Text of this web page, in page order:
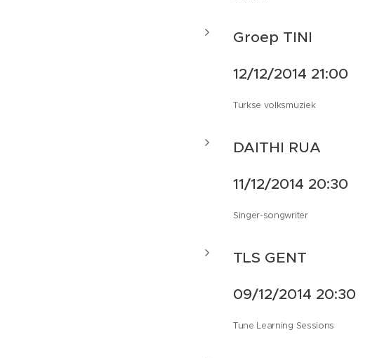
Groep TINI
12/12/2014 21:00
Turkse volksmuziek
DAITHI RUA
11/12/2014 20:30
Singer-songwriter
TLS GENT
09/12/2014 20:30
Tune Learning Sessions